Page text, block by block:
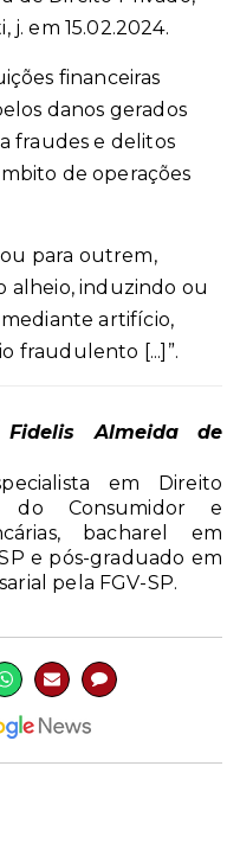
j. em 15.02.2024.
financeiras
danos gerados
fraudes e delitos
de operações
ou para outrem,
alheio, induzindo ou
artifício,
fraudulento [...]”.
Almeida de
em Direito
do Consumidor e
bacharel em
e pós-graduado em
pela FGV-SP.